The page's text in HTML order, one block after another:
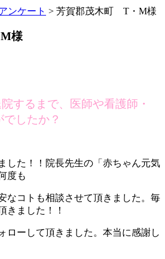
ンケート > 芳賀郡茂木町 T・M様
様
するまで、医師や看護師・
したか？
した！！院長先生の「赤ちゃん元気
度も
なコトも相談させて頂きました。毎
きました！！
ローして頂きました。本当に感謝し